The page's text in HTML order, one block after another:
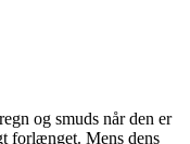
og smuds når den er
forlænget. Mens dens